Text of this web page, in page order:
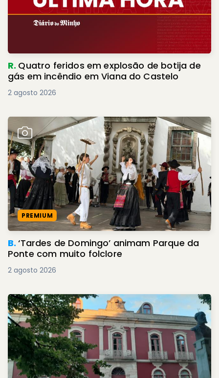
R. Quatro feridos em explosão de botija de
gás em incêndio em Viana do Castelo
2 agosto 2026
PREMIUM
B.‘Tardes de Domingo’ animam Parque da
Ponte com muito folclore
2 agosto 2026